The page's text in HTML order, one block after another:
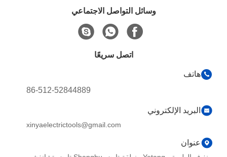
وسائل التواصل الاجتماعي
اتصل سريعًا
هاتف
86-512-52844889
البريد الإلكتروني
xinyaelectrictools@gmail.com
عنوان